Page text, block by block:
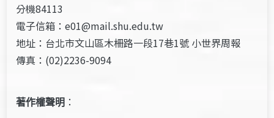
分機84113
電子信箱：e01@mail.shu.edu.tw
地址：台北市文山區木柵路一段17巷1號 小世界周報
傳真：(02)2236-9094
著作權聲明 ：